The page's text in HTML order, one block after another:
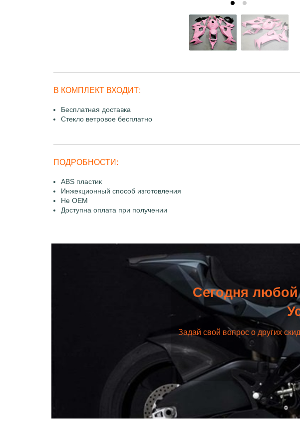
В КОМПЛЕКТ ВХОДИТ:
Бесплатная доставка
Стекло ветровое бесплатно
ПОДРОБНОСТИ:
ABS пластик
Инжекционный способ изготовления
Не OEM
Доступна оплата при получении
Сегодня любой
Задай свой вопрос о других